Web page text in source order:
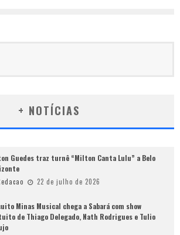
+ NOTÍCIAS
Guedes traz turnê “Milton Canta Lulu” a Belo
22 de julho de 2026
Minas Musical chega a Sabará com show
de Thiago Delegado, Nath Rodrigues e Tulio